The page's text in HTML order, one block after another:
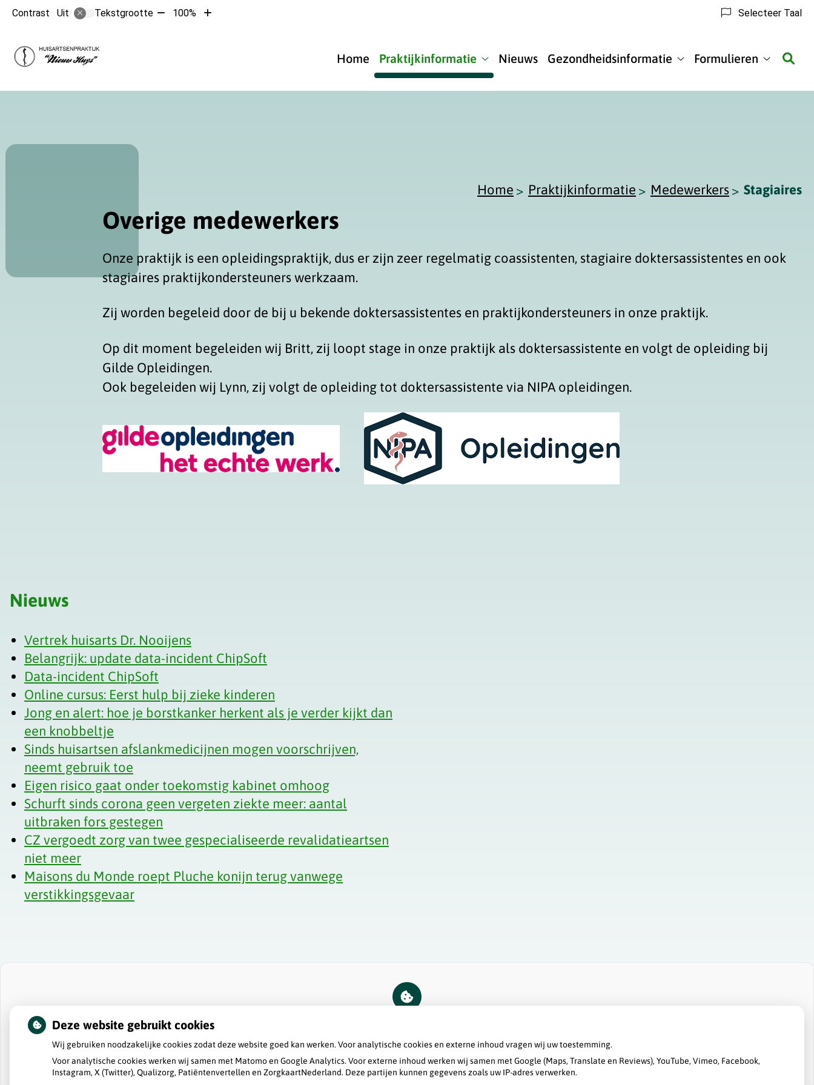
Contrast Uit Tekstgrootte Tekst100%
Tekst
Selecteer Taal
Home Praktijkinformatie
submenu
Nieuws Gezondheidsinformatie Formulieren
Home Praktijkinformatie Medewerkers Stagiaires
Overige medewerkers
Onze praktijk is een opleidingspraktijk, dus er zijn zeer regelmatig coassistenten, stagiaire doktersassistentes en ook
stagiaires praktijkondersteuners werkzaam.
Zij worden begeleid door de bij u bekende doktersassistentes en praktijkondersteuners in onze praktijk.
Op dit moment begeleiden wij Britt, zij loopt stage in onze praktijk als doktersassistente en volgt de opleiding bij
Gilde Opleidingen.
Ook begeleiden wij Lynn, zij volgt de opleiding tot doktersassistente via NIPA opleidingen.
Nieuws
Vertrek huisarts Dr. Nooijens
Belangrijk: update data-incident ChipSoft
Data-incident ChipSoft
Online cursus: Eerst hulp bij zieke kinderen
Jong en alert: hoe je borstkanker herkent als je verder kijkt dan
een knobbeltje
Sinds huisartsen afslankmedicijnen mogen voorschrijven,
neemt gebruik toe
Eigen risico gaat onder toekomstig kabinet omhoog
Schurft sinds corona geen vergeten ziekte meer: aantal
uitbraken fors gestegen
CZ vergoedt zorg van twee gespecialiseerde revalidatieartsen
niet meer
Maisons du Monde roept Pluche konijn terug vanwege
verstikkingsgevaar
Cookie-instellingen wijzigen
Deze website gebruikt cookies
Wij gebruiken noodzakelijke cookies zodat deze website goed kan werken. Voor analytische cookies en externe inhoud vragen wij uw toestemming.
Voor analytische cookies werken wij samen met Matomo en Google Analytics. Voor externe inhoud werken wij samen met Google (Maps, Translate en Reviews), YouTube, Vimeo, Facebook,
Instagram, X (Twitter), Qualizorg, Patiëntenvertellen en ZorgkaartNederland. Deze partijen kunnen gegevens zoals uw IP-adres verwerken.